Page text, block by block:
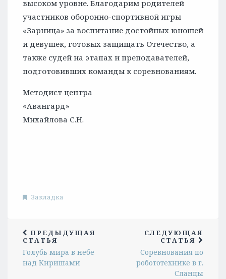
высоком уровне. Благодарим родителей
участников оборонно-спортивной игры
«Зарница» за воспитание достойных юношей
и девушек, готовых защищать Отечество, а
также судей на этапах и преподавателей,
подготовивших команды к соревнованиям.
Методист центра
«Авангард»
Михайлова С.Н.
Закладка
ПРЕДЫДУЩАЯ
СТАТЬЯ
Голубь мира в небе
над Киришами
СЛЕДУЮЩАЯ
СТАТЬЯ
Соревнования по
робототехнике в г.
Сланцы